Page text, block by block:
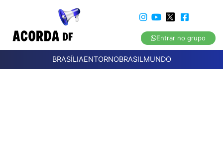
Entrar no grupo
BRASÍLIAENTORNOBRASILMUNDO